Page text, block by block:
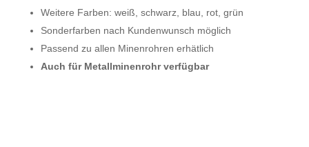
Weitere Farben: weiß, schwarz, blau, rot, grün
Sonderfarben nach Kundenwunsch möglich
Passend zu allen Minenrohren erhätlich
Auch für Metallminenrohr verfügbar